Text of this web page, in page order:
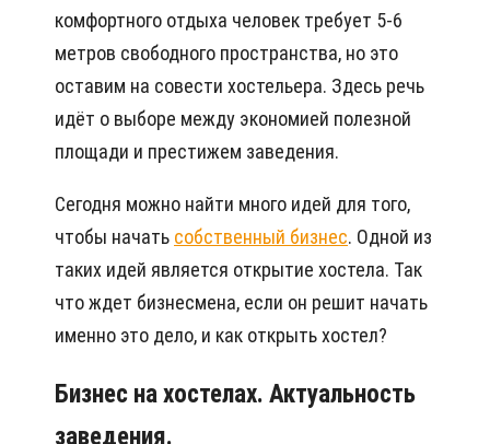
комфортного отдыха человек требует 5-6
метров свободного пространства, но это
оставим на совести хостельера. Здесь речь
идёт о выборе между экономией полезной
площади и престижем заведения.
Сегодня можно найти много идей для того,
чтобы начать собственный бизнес. Одной из
таких идей является открытие хостела. Так
что ждет бизнесмена, если он решит начать
именно это дело, и как открыть хостел?
Бизнес на хостелах. Актуальность
заведения.